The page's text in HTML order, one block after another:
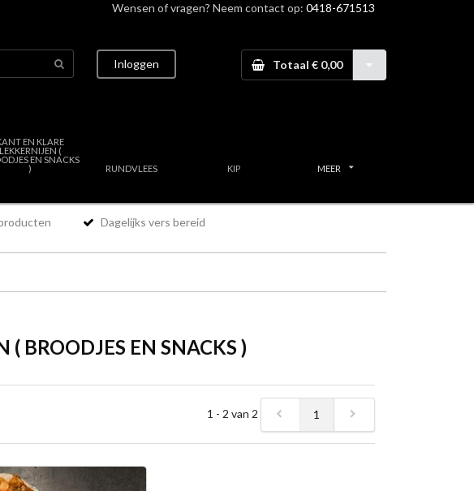
Wensen of vragen? Neem contact op: 0418-671513
Inloggen Totaal € 0,00
EN KLARE
LEKKERNIJEN (
EN SNACKS
)
RUNDVLEES KIP MEER
Dagelijks vers bereid
BROODJES EN SNACKS )
1 - 2 van 2 1